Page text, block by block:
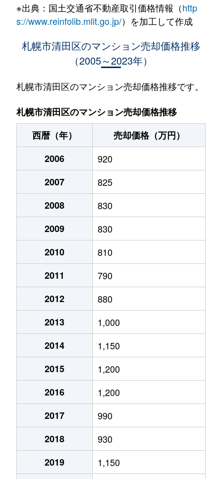
北野２条
1,300万円 南郷18丁目
徒歩
1,900万円 大谷地
北野６条
3,500万円 大谷地
徒歩
北野６条
2,700万円 大谷地
北野６条
2,800万円 南郷18丁目
清田１条
1,300万円
清田２条
1,400万円
里塚１条
1,300万円
里塚２条
200万円
里塚２条
550万円
真栄１条
1,400万円
真栄１条
1,300万円
真栄１条
1,500万円
真栄１条
2,000万円
真栄５条
590万円
平岡１条
890万円
平岡１条
2,500万円
平岡４条
1,600万円
平岡４条
2,600万円
※出典：国土交通省不動産取引価格情報（http
s://www.reinfolib.mlit.go.jp/）を加工して作成
札幌市清田区のマンション売却価格推移
（2005～2023年）
札幌市清田区のマンション売却価格推移です。
札幌市清田区のマンション売却価格推移
西暦（年）
売却価格（万円）
2006
920
2007
825
2008
830
2009
830
2010
810
2011
790
2012
880
2013
1,000
2014
1,150
2015
1,200
2016
1,200
2017
990
2018
930
2019
1,150